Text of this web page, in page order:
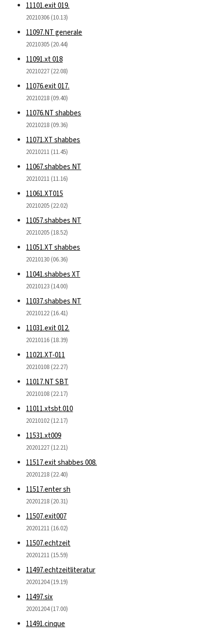
11101.exit 019.
20210306 (10.13)
11097.NT generale
20210305 (20.44)
11091.xt 018
20210227 (22.08)
11076.exit 017.
20210218 (09.40)
11076.NT shabbes
20210218 (09.36)
11071.XT shabbes
20210211 (11.45)
11067.shabbes NT
20210211 (11.16)
11061.XT015
20210205 (22.02)
11057.shabbes NT
20210205 (18.52)
11051.XT shabbes
20210130 (06.36)
11041.shabbes XT
20210123 (14.00)
11037.shabbes NT
20210122 (16.41)
11031.exit 012.
20210116 (18.39)
11021.XT-011
20210108 (22.27)
11017.NT SBT
20210108 (22.17)
11011.xtsbt.010
20210102 (12.17)
11531.xt009
20201227 (12.21)
11517.exit shabbes 008.
20201218 (22.40)
11517.enter sh
20201218 (20.31)
11507.exit007
20201211 (16.02)
11507.echtzeit
20201211 (15.59)
11497.echtzeitliteratur
20201204 (19.19)
11497.six
20201204 (17.00)
11491.cinque